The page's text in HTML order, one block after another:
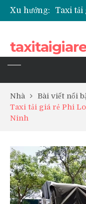
Xu hướng:
Nhà
Bài viết nổi
Taxi tải giá rẻ Phi
Ninh